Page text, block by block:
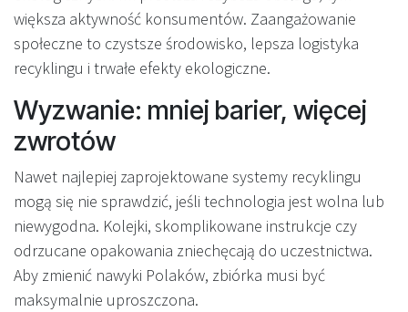
większa aktywność konsumentów. Zaangażowanie
społeczne to czystsze środowisko, lepsza logistyka
recyklingu i trwałe efekty ekologiczne.
Wyzwanie: mniej barier, więcej
zwrotów
Nawet najlepiej zaprojektowane systemy recyklingu
mogą się nie sprawdzić, jeśli technologia jest wolna lub
niewygodna. Kolejki, skomplikowane instrukcje czy
odrzucane opakowania zniechęcają do uczestnictwa.
Aby zmienić nawyki Polaków, zbiórka musi być
maksymalnie uproszczona.